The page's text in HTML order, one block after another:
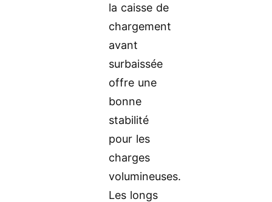
la caisse de
chargement
avant
surbaissée
offre une
bonne
stabilité
pour les
charges
volumineuses.
Les longs